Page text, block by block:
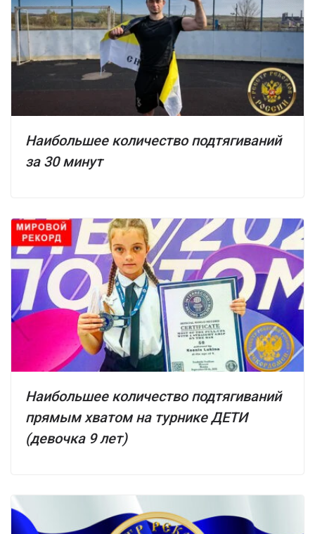
Наибольшее количество подтягиваний
за 30 минут
Наибольшее количество подтягиваний
прямым хватом на турнике ДЕТИ
(девочка 9 лет)